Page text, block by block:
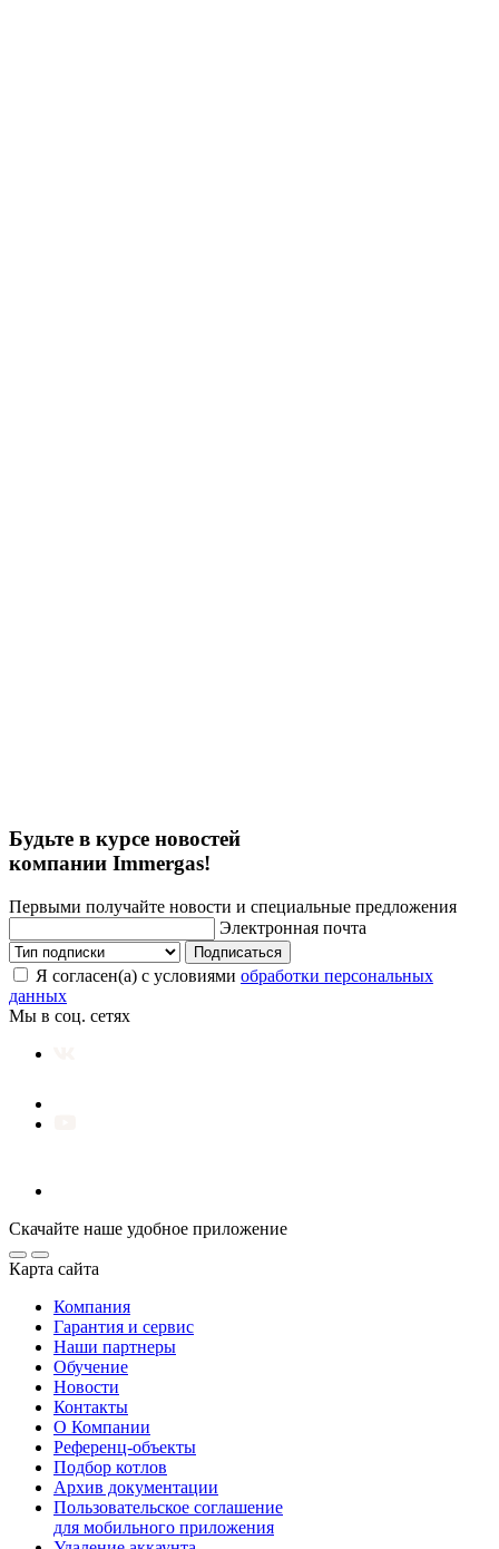
Будьте в курсе новостей
компании Immergas!
Первыми получайте новости и специальные предложения
Электронная почта
Подписаться
Я согласен(а) с условиями обработки персональных
данных
Мы в соц. сетях
Скачайте наше удобное приложение
Карта сайта
Компания
Гарантия и сервис
Наши партнеры
Обучение
Новости
Контакты
О Компании
Референц-объекты
Подбор котлов
Архив документации
Пользовательское соглашение
для мобильного приложения